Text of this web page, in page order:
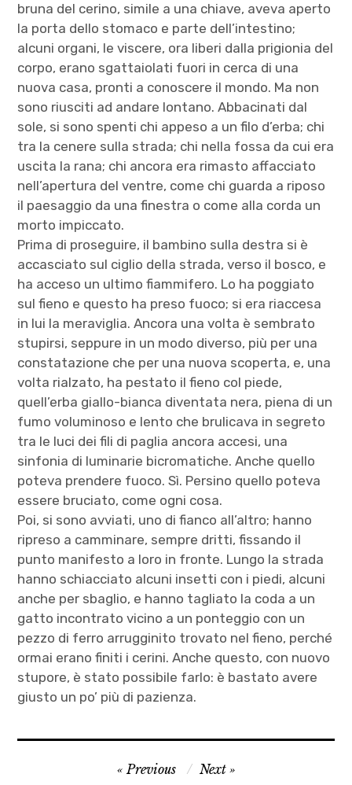
bruna del cerino, simile a una chiave, aveva aperto
la porta dello stomaco e parte dell’intestino;
alcuni organi, le viscere, ora liberi dalla prigionia del
corpo, erano sgattaiolati fuori in cerca di una
nuova casa, pronti a conoscere il mondo. Ma non
sono riusciti ad andare lontano. Abbacinati dal
sole, si sono spenti chi appeso a un filo d’erba; chi
tra la cenere sulla strada; chi nella fossa da cui era
uscita la rana; chi ancora era rimasto affacciato
nell’apertura del ventre, come chi guarda a riposo
il paesaggio da una finestra o come alla corda un
morto impiccato.
Prima di proseguire, il bambino sulla destra si è
accasciato sul ciglio della strada, verso il bosco, e
ha acceso un ultimo fiammifero. Lo ha poggiato
sul fieno e questo ha preso fuoco; si era riaccesa
in lui la meraviglia. Ancora una volta è sembrato
stupirsi, seppure in un modo diverso, più per una
constatazione che per una nuova scoperta, e, una
volta rialzato, ha pestato il fieno col piede,
quell’erba giallo-bianca diventata nera, piena di un
fumo voluminoso e lento che brulicava in segreto
tra le luci dei fili di paglia ancora accesi, una
sinfonia di luminarie bicromatiche. Anche quello
poteva prendere fuoco. Sì. Persino quello poteva
essere bruciato, come ogni cosa.
Poi, si sono avviati, uno di fianco all’altro; hanno
ripreso a camminare, sempre dritti, fissando il
punto manifesto a loro in fronte. Lungo la strada
hanno schiacciato alcuni insetti con i piedi, alcuni
anche per sbaglio, e hanno tagliato la coda a un
gatto incontrato vicino a un ponteggio con un
pezzo di ferro arrugginito trovato nel fieno, perché
ormai erano finiti i cerini. Anche questo, con nuovo
stupore, è stato possibile farlo: è bastato avere
giusto un po’ più di pazienza.
NavigazionePrevious Next